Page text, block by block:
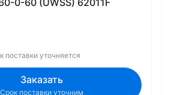
0-60 (UWSS) 62011F
поставки уточняется
Заказать
Срок поставки уточним